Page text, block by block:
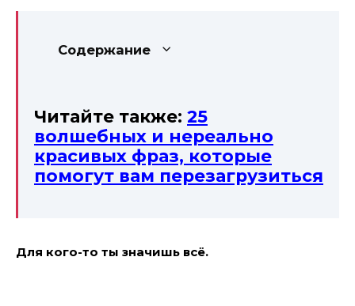
Содержание
Читайте также: 25
волшебных и нереально
красивых фраз, которые
помогут вам перезагрузиться
Для кого-то ты значишь всё.